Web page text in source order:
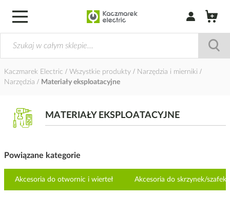
Zaloguj się /
Kaczmarek Electric Wszystkie produkty
Narzędzia i mierniki
Narzędzia
Materiały eksploatacyjne
MATERIAŁY EKSPLOATACYJNE
Powiązane kategorie
Akcesoria do otwornic i wierteł Akcesoria do skrzynek/